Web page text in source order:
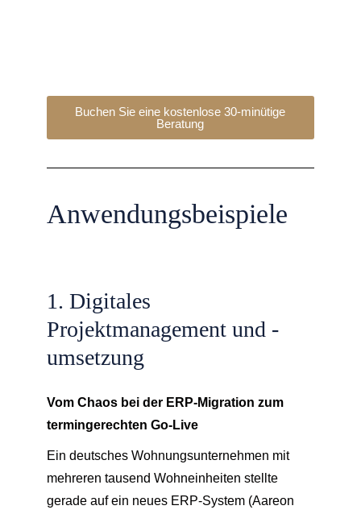
Buchen Sie eine kostenlose 30-minütige
Beratung​
Anwendungsbeispiele
1. Digitales
Projektmanagement und -
umsetzung
Vom Chaos bei der ERP-Migration zum
termingerechten Go-Live
Ein deutsches Wohnungsunternehmen mit
mehreren tausend Wohneinheiten stellte
gerade auf ein neues ERP-System (Aareon